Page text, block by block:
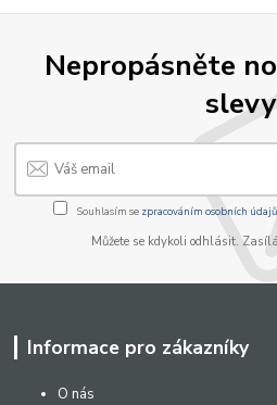
Nepropásněte
Souhlasím se zpracováním osobních údajů
Můžete se kdykoli odhlásit.
Informace pro zákazníky
O nás